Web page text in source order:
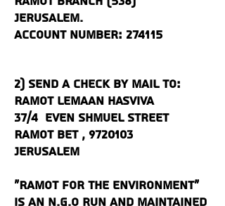
Jerusalem.
Account Number: 274115
2) Send a check by mail to:
Ramot Lemaan Hasviva
37/4 Even Shmuel Street
Ramot Bet , 9720103
Jerusalem
"Ramot For The Environment"
is an N.G.O run and maintained